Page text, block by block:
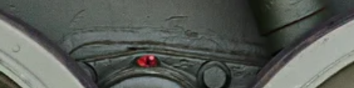
Zeit fürs Oberland